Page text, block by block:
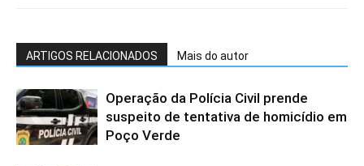
ARTIGOS RELACIONADOS Mais do autor
Operação da Polícia Civil prende
suspeito de tentativa de homicídio em
Poço Verde